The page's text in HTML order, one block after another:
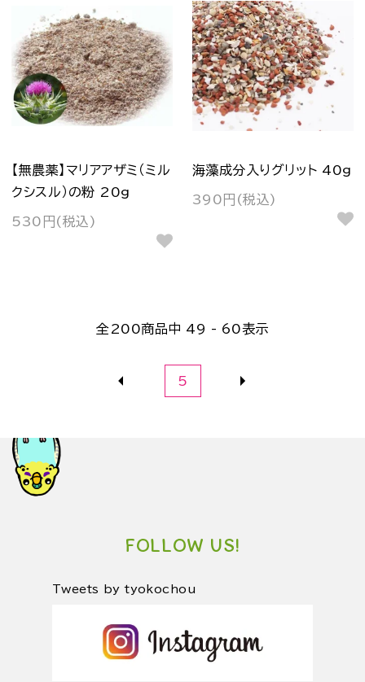
【無農薬】マリアアザミ（ミル
クシスル）の粉 20g
530円(税込)
海藻成分入りグリット 40g
390円(税込)
全200商品中 49 - 60表示
5
FOLLOW US!
Tweets by tyokochou